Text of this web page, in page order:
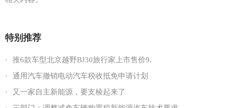
特别推荐
·
推6款车型北京越野BJ30旅行家上市售价9.
·
通用汽车撤销电动汽车税收抵免申请计划
·
又一家自主新能源，要支棱起来了